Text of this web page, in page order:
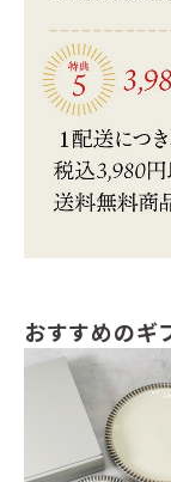
おすすめのギ